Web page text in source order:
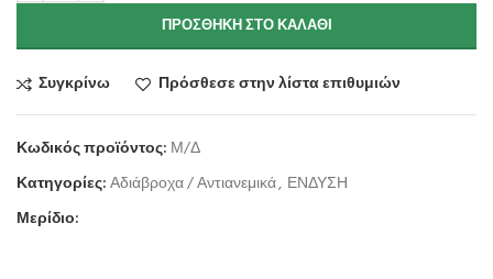
ΠΡΟΣΘΉΚΗ ΣΤΟ ΚΑΛΆΘΙ
Συγκρίνω Πρόσθεσε στην λίστα επιθυμιών
Κωδικός προϊόντος: Μ/Δ
Κατηγορίες:Αδιάβροχα / Αντιανεμικά, ΕΝΔΥΣΗ
Μερίδιο: